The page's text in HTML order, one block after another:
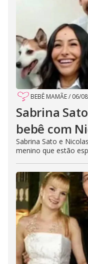
BEBÊ MAMÃE/ 06/
Sabrina
bebê com
Sabrina Sato e
menino que estão